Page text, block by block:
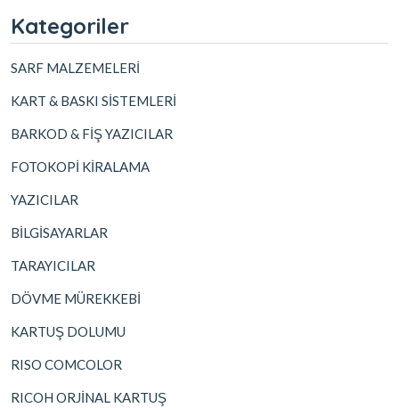
Kategoriler
SARF MALZEMELERİ
KART & BASKI SİSTEMLERİ
BARKOD & FİŞ YAZICILAR
FOTOKOPİ KİRALAMA
YAZICILAR
BİLGİSAYARLAR
TARAYICILAR
DÖVME MÜREKKEBİ
KARTUŞ DOLUMU
RISO COMCOLOR
RICOH ORJİNAL KARTUŞ